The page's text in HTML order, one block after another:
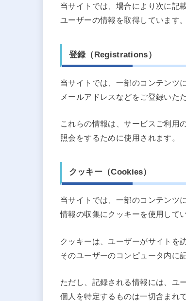
当サイトでは、場合により次に記
ユーザーの情報を取得しています。
登録（Registrations）
当サイトでは、一部のコンテンツ
メールアドレスなどをご登録いた
これらの情報は、サービスご利用
照会をするために使用されます。
クッキー（Cookies）
当サイトでは、一部のコンテンツ
情報の収集にクッキーを使用してい
クッキーは、ユーザーがサイトを
そのユーザーのコンピュータ内に
ただし、記録される情報には、ユ
個人を特定するものは一切含まれ